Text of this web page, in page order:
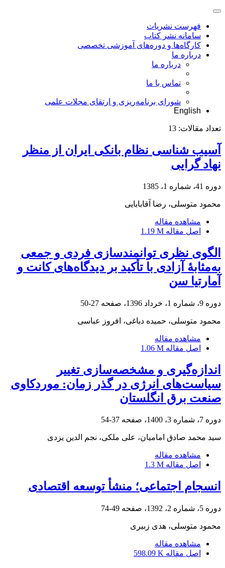
فهرست نشریات
سامانه نشر کتاب
کارگاه‌ها و دوره‌های آموزشی تخصصی
درباره ما
درباره ما
تماس با ما
شورای برنامه‌ریزی و ارتقای مجلات علمی
English
تعداد مقالات: 13
آسیب شناسی نظام بانکی ایران از منظر
نهاد گرایی
دوره 41، شماره 1، 1385
محمود متوسلی، رضا آقابابایی
مشاهده مقاله
اصل مقاله 1.19 M
الگوی نظری توانمندسازی فردی و جمعی
به‌مثابۀ آزادی با تأکید بر دیدگاه‌های کانت و
آمارتیا سن
دوره 9، شماره 1، خرداد 1396، صفحه 27-50
محمود متوسلی، حمیده دباغی، افروز عباسی
مشاهده مقاله
اصل مقاله 1.06 M
اندازه‌گیری و مشخصه‌سازی تغییر
سیاست‌های انرژی در گذر زمان: موردکاوی
صنعت برق انگلستان
دوره 7، شماره 3، 1400، صفحه 37-54
سید محمد صادق امامیان، علی ملکی، نجم الدین یزدی
مشاهده مقاله
اصل مقاله 1.3 M
انسجام اجتماعی؛ منشأ توسعه اقتصادی
دوره 5، شماره 2، 1392، صفحه 49-74
محمود متوسلی، هدی زبیری
مشاهده مقاله
اصل مقاله 598.09 K